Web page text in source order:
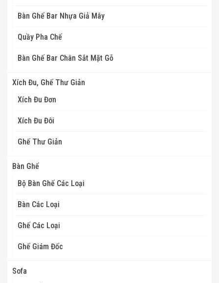
Bàn Ghế Bar Nhựa Giả Mây
Quầy Pha Chế
Bàn Ghế Bar Chân Sắt Mặt Gỗ
Xích Đu, Ghế Thư Giản
Xích Đu Đơn
Xích Đu Đôi
Ghế Thư Giản
Bàn Ghế
Bộ Bàn Ghế Các Loại
Bàn Các Loại
Ghế Các Loại
Ghế Giám Đốc
Sofa